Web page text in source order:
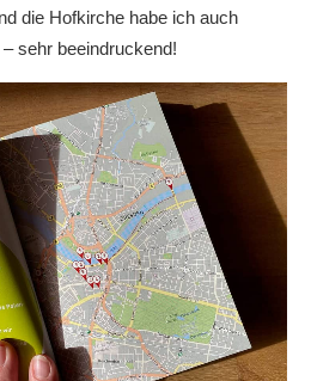
die Hofkirche habe ich auch
sehr beeindruckend!